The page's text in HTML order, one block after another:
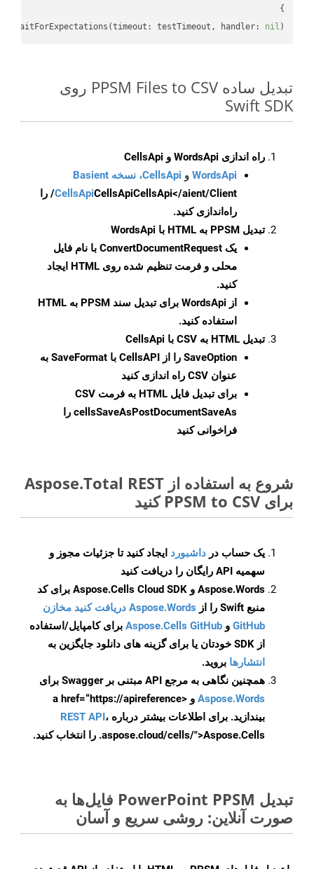
}
.waitForExpectations(timeout: testTimeout, handler: nil )
تبدیل ساده PPSM Files to CSV روی
Swift SDK
راه اندازی WordsApi و CellsApi
WordsApi و CellsApi، نسخه Basient
CellsApiCellsApi
CellsApi</aient/Client/ را
راه‌اندازی کنید.
تبدیل PPSM به HTML با WordsApi
یک ConvertDocumentRequest با نام فایل
محلی و فرمت تنظیم شده روی HTML ایجاد
کنید.
از WordsApi برای تبدیل سند PPSM به HTML
استفاده کنید.
تبدیل HTML به CSV با CellsApi
SaveOption
را از CellsAPI با SaveFormat به
عنوان CSV راه اندازی کنید
برای تبدیل فایل HTML به فرمت
CSV
cellsSaveAsPostDocumentSaveAs را
فراخوانی کنید
شروع به استفاده از Aspose.Total REST
برای PPSM to CSV کنید
یک حساب در داشبورد ایجاد کنید تا جزئیات مجوز و
سهمیه API رایگان را دریافت کنید
Aspose.Words و Aspose.Cells Cloud SDK برای کد
منبع Swift را از
Aspose.Words دریافت کنید مخازن
GitHub و Aspose.Cells GitHub برای کامپایل/استفاده
از SDK خودتان یا برای گزینه های دانلود جایگزین به
انتشارها بروید.
همچنین نگاهی به مرجع API مبتنی بر Swagger برای
Aspose.Words
و <a href=“https://apireference
بیندازید. برای اطلاعات بیشتر درباره REST API،
.aspose.cloud/cells/">Aspose.Cells را انتخاب کنید.
تبدیل PowerPoint PPSM فایل‌ها به
صورت آنلاین: روشی سریع و آسان